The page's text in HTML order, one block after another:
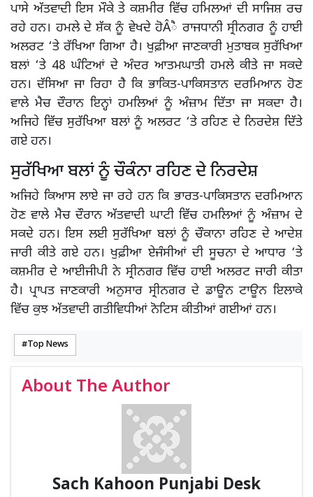
ਪਾਸੇ ਅੱਤਵਾਦੀ ਇਸ ਮੌਕੇ ਤੇ ਕਸ਼ਮੀਰ ਵਿੱਚ ਹਮਿਲਆਂ ਦੀ ਸਾਜਿਸ਼ ਰਚ
ਰਹੇ ਹਨ। ਹਮਲੇ ਦੇ ਸ਼ੱਕ ਨੂੰ ਵੇਖਦੇ ਹੋÂੈ ਰਾਜਧਾਨੀ ਸ੍ਰੀਨਗਰ ਨੂੰ ਹਾਈ
ਅਲਰਟ ‘ਤੇ ਰੱਖਿਆ ਗਿਆ ਹੈ। ਖੁਫ਼ੀਆ ਜਾਣਕਾਰੀ ਮੁਤਾਬਕ ਸੁਰੱਖਿਆ
ਬਲਾਂ ‘ਤੇ 48 ਘੰਟਿਆਂ ਦੇ ਅੰਦਰ ਆਤਮਘਾਤੀ ਹਮਲੇ ਕੀਤੇ ਜਾ ਸਕਦੇ
ਹਨ। ਦੱਸਿਆ ਜਾ ਰਿਹਾ ਹੈ ਕਿ ਭਾਕਿਤ-ਪਾਕਿਸਤਾਨ ਦਰਮਿਆਨ ਹੋਣ
ਵਾਲੇ ਮੈਚ ਦੌਰਾਨ ਇਨ੍ਹਾਂ ਹਮਲਿਆਂ ਨੂੰ ਅੰਜ਼ਾਮ ਦਿੱਤਾ ਜਾ ਸਕਦਾ ਹੈ।
ਅਜਿਹੇ ਵਿੱਚ ਸੁਰੱਖਿਆ ਬਲਾਂ ਨੂੰ ਅਲਰਟ ‘ਤੇ ਰਹਿਣ ਦੇ ਨਿਰਦੇਸ਼ ਦਿੱਤੇ
ਗਏ ਹਨ।
ਸੁਰੱਖਿਆ ਬਲਾਂ ਨੂੰ ਚੌਕੰਨਾ ਰਹਿਣ ਦੇ ਨਿਰਦੇਸ਼
ਅਜਿਹੇ ਕਿਆਸ ਲਾਏ ਜਾ ਰਹੇ ਹਨ ਕਿ ਭਾਰਤ-ਪਾਕਿਸਤਾਨ ਦਰਮਿਆਨ
ਹੋਣ ਵਾਲੇ ਮੈਚ ਦੌਰਾਨ ਅੱਤਵਾਦੀ ਘਾਟੀ ਵਿੱਚ ਹਮਲਿਆਂ ਨੂੰ ਅੰਜ਼ਾਮ ਦੇ
ਸਕਦੇ ਹਨ। ਇਸ ਲਈ ਸੁਰੱਖਿਆ ਬਲਾਂ ਨੂੰ ਚੌਕਾਨਾ ਰਹਿਣ ਦੇ ਆਦੇਸ਼
ਜਾਰੀ ਕੀਤੇ ਗਏ ਹਨ। ਖੁਫ਼ੀਆ ਏਜੰਸੀਆਂ ਦੀ ਸੂਚਨਾ ਦੇ ਆਧਾਰ ‘ਤੇ
ਕਸ਼ਮੀਰ ਦੇ ਆਈਜੀਪੀ ਨੇ ਸ੍ਰੀਨਗਰ ਵਿੱਚ ਹਾਈ ਅਲਰਟ ਜਾਰੀ ਕੀਤਾ
ਹੈ। ਪ੍ਰਾਪਤ ਜਾਣਕਾਰੀ ਅਨੁਸਾਰ ਸ੍ਰੀਨਗਰ ਦੇ ਡਾਊਨ ਟਾਊਨ ਇਲਾਕੇ
ਵਿੱਚ ਕੁਝ ਅੱਤਵਾਦੀ ਗਤੀਵਿਧੀਆਂ ਨੋਟਿਸ ਕੀਤੀਆਂ ਗਈਆਂ ਹਨ।
Top News
About The Author
Sach Kahoon Punjabi Desk